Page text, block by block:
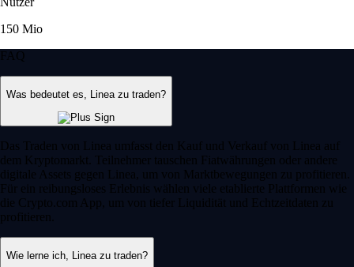
150 Mio
FAQ
Was bedeutet es, Linea zu traden?
Das Traden von Linea umfasst den Kauf und Verkauf von Linea auf
dem Kryptomarkt. Teilnehmer tauschen Fiatwährungen oder andere
digitale Assets gegen Linea, um von Marktbewegungen zu profitieren.
Für ein reibungsloses Erlebnis wählen viele etablierte Plattformen wie
die Crypto.com App, um von tiefer Liquidität und Echtzeitdaten zu
profitieren.
Wie lerne ich, Linea zu traden?